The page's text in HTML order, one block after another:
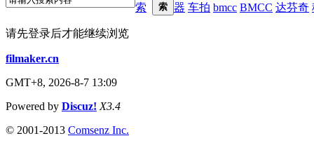
索
索 器 车拍 bmcc BMCC 达芬奇
请先登录后才能继续浏览
filmaker.cn
GMT+8, 2026-8-7 13:09
Powered by Discuz! X3.4
© 2001-2013 Comsenz Inc.